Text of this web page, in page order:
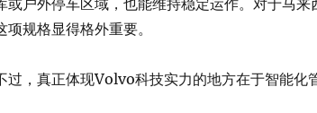
项规格显得格外重要。
过，真正体现Volvo科技实力的地方在于智能化